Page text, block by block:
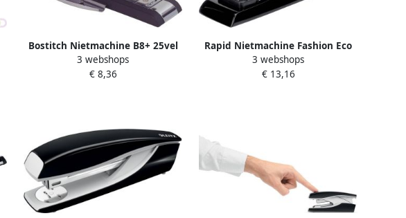
Bostitch Nietmachine B8+ 25vel
New generation STRC2115 zwart
3 webshops
€ 8,36
Rapid Nietmachine Fashion Eco
half-strip 25 vel zwart
3 webshops
€ 13,16